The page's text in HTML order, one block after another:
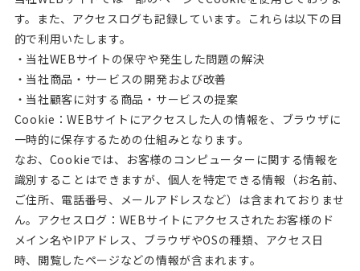
す。また、アクセスログも記録しています。これらは以下の目
的で利用いたします。
・当社WEBサイトの保守や発生した問題の解決
・当社商品・サービスの開発および改善
・当社顧客に対する商品・サービスの提案
Cookie：WEBサイトにアクセスした人の情報を、ブラウザに
一時的に保存するための仕組みとなります。
なお、Cookieでは、お客様のコンピューターに関する情報を
識別することはできますが、個人を特定できる情報（お名前、
ご住所、電話番号、メールアドレスなど）は含まれておりませ
ん。アクセスログ：WEBサイトにアクセスされたお客様のド
メイン名やIPアドレス、ブラウザやOSの種類、アクセス日
時、閲覧したページなどの情報が含まれます。